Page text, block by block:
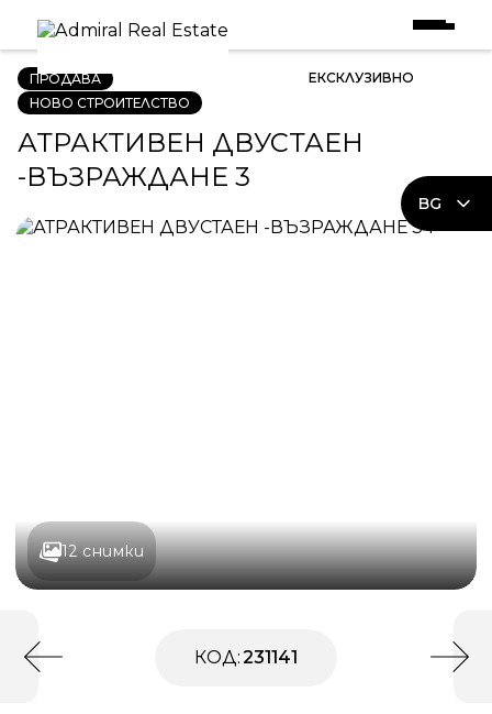
BG
АТРАКТИВЕН ДВУСТАЕН -ВЪЗРАЖДАНЕ 3
ПРОДАВА
ЕКСКЛУЗИВНО
НОВО СТРОИТЕЛСТВО
АТРАКТИВЕН ДВУСТАЕН
-ВЪЗРАЖДАНЕ 3
12 снимки
КОД:231141